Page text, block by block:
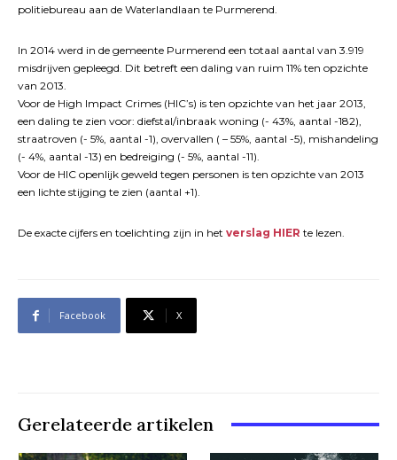
politiebureau aan de Waterlandlaan te Purmerend.
In 2014 werd in de gemeente Purmerend een totaal aantal van 3.919
misdrijven gepleegd. Dit betreft een daling van ruim 11% ten opzichte
van 2013.
Voor de High Impact Crimes (HIC’s) is ten opzichte van het jaar 2013,
een daling te zien voor: diefstal/inbraak woning (- 43%, aantal -182),
straatroven (- 5%, aantal -1), overvallen ( – 55%, aantal -5), mishandeling
(- 4%, aantal -13) en bedreiging (- 5%, aantal -11).
Voor de HIC openlijk geweld tegen personen is ten opzichte van 2013
een lichte stijging te zien (aantal +1).
De exacte cijfers en toelichting zijn in het verslag HIER te lezen.
Facebook X
Gerelateerde artikelen